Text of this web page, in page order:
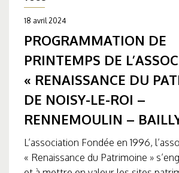
18 avril 2024
PROGRAMMATION DE
PRINTEMPS DE
« RENAISSANCE DU
DE NOISY-LE-ROI –
RENNEMOULIN –
L’association Fondée en 1996,
« Renaissance du Patrimoine »